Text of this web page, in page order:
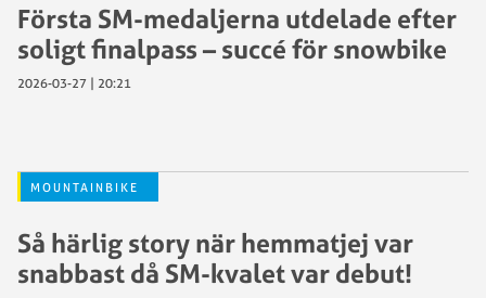
Första SM-medaljerna utdelade efter
soligt finalpass – succé för snowbike
2026-03-27 | 20:21
MOUNTAINBIKE
Så härlig story när hemmatjej var
snabbast då SM-kvalet var debut!